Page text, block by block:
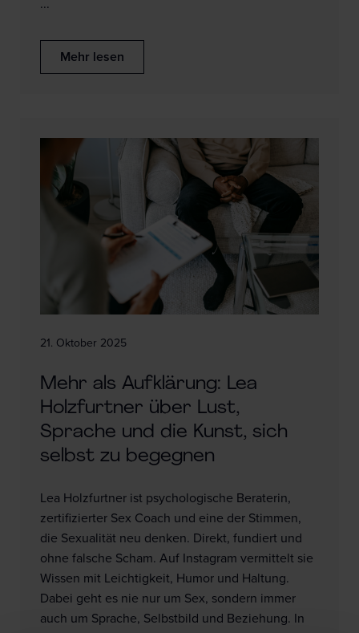
...
Mehr lesen
21. Oktober 2025
Mehr als Aufklärung: Lea
Holzfurtner über Lust,
Sprache und die Kunst, sich
selbst zu begegnen
Lea Holzfurtner ist psychologische Beraterin,
zertifizierter Sex Coach und eine der Stimmen,
die Sexualität neu denken. Direkt, fundiert und
ohne falsche Scham. Auf Instagram vermittelt sie
Wissen mit Leichtigkeit, Humor und Haltung.
Dabei geht es nie nur um Sex, sondern immer
auch um Sprache, Selbstbild und Beziehung. In